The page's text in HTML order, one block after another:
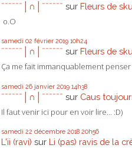
ˉˉˉˉˉˉ│∩│ˉˉˉˉˉˉ sur Fleurs de
o.O
samedi 02 février 2019 10h24
ˉˉˉˉˉˉ│∩│ˉˉˉˉˉˉ sur Fleurs de
Ça me fait immanquablement
samedi 26 janvier 2019 14h38
ˉˉˉˉˉˉ│∩│ˉˉˉˉˉˉ sur Caus
Il faut venir ici pour en voir lire... :D)
samedi 22 décembre 2018 20h56
L'ii (ravi) sur Li (pas) ravis de la